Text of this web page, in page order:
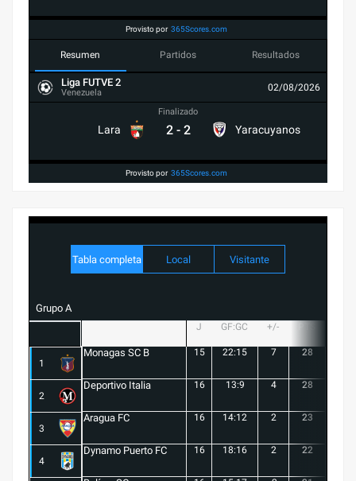
Provisto por 365Scores.com
Resumen Partidos Resultados
Liga FUTVE 2
Venezuela 02/08/2026
Lara
Finalizado
2 - 2 Yaracuyanos
Provisto por 365Scores.com
Tabla completa Local Visitante
Grupo A
J GF:GC +/-
1
Monagas SC B 15 22:15 7 28
2
Deportivo Italia 16 13:9 4 28
3
Aragua FC 16 14:12 2 23
4
Dynamo Puerto FC 16 18:16 2 22